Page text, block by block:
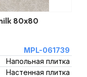
80x80
MPL-061739
Напольная плитка
Настенная плитка